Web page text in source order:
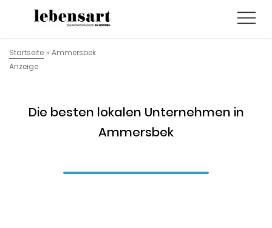
Startseite » Ammersbek
Anzeige
Die besten lokalen Unternehmen in
Ammersbek